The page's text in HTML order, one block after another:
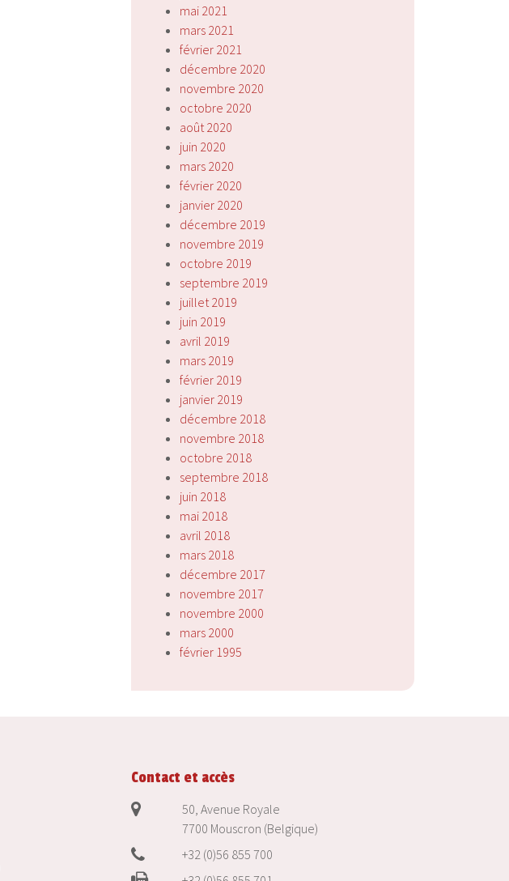
mai 2021
mars 2021
février 2021
décembre 2020
novembre 2020
octobre 2020
août 2020
juin 2020
mars 2020
février 2020
janvier 2020
décembre 2019
novembre 2019
octobre 2019
septembre 2019
juillet 2019
juin 2019
avril 2019
mars 2019
février 2019
janvier 2019
décembre 2018
novembre 2018
octobre 2018
septembre 2018
juin 2018
mai 2018
avril 2018
mars 2018
décembre 2017
novembre 2017
novembre 2000
mars 2000
février 1995
Contact et accès
50, Avenue Royale
7700 Mouscron (Belgique)
+32 (0)56 855 700